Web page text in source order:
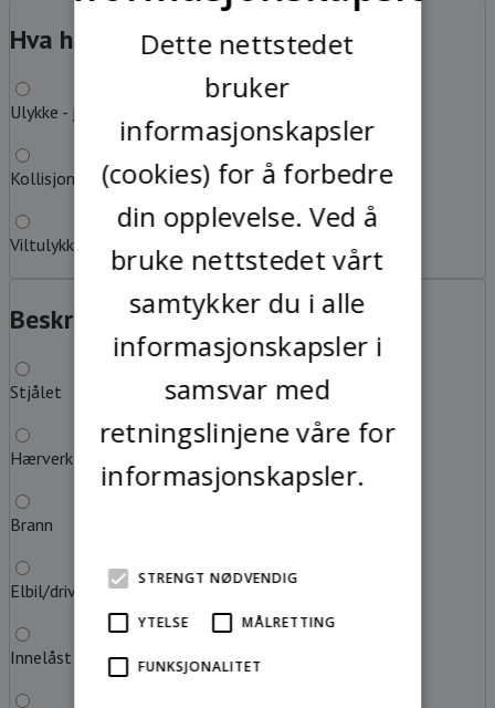
Hva har du kjørt på??
Ulykke - jeg har kjørt på løs gjenstand eller hinder
Kollisjon med annet kjøretøy
Viltulykke
Beskriv feilen?
Stjålet
Hærverk
Brann
Elbil/drivstoff tom
Innelåst nøkkel
Dette nettstedet
bruker
informasjonskapsler
(cookies) for å forbedre
din opplevelse. Ved å
bruke nettstedet vårt
samtykker du i alle
informasjonskapsler i
samsvar med
retningslinjene våre for
informasjonskapsler.
STRENGT NØDVENDIG
YTELSE MÅLRETTING
FUNKSJONALITET